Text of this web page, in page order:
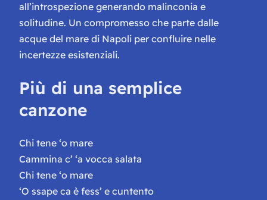
all’introspezione generando malinconia e
solitudine. Un compromesso che parte dalle
acque del mare di Napoli per confluire nelle
incertezze esistenziali.
Più di una semplice
canzone
Chi tene ‘o mare
Cammina c’ ‘a vocca salata
Chi tene ‘o mare
‘O ssape ca è fess’ e cuntento